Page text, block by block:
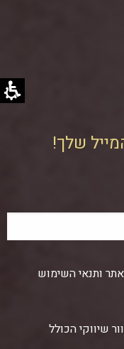
שלך!
ותנאי השימוש
שיווקי הכולל